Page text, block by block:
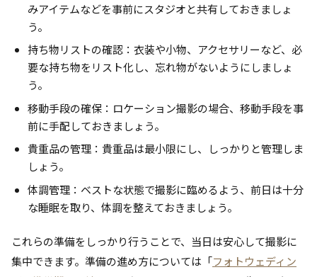
みアイテムなどを事前にスタジオと共有しておきましょ
う。
持ち物リストの確認：衣装や小物、アクセサリーなど、必
要な持ち物をリスト化し、忘れ物がないようにしましょ
う。
移動手段の確保：ロケーション撮影の場合、移動手段を事
前に手配しておきましょう。
貴重品の管理：貴重品は最小限にし、しっかりと管理しま
しょう。
体調管理：ベストな状態で撮影に臨めるよう、前日は十分
な睡眠を取り、体調を整えておきましょう。
これらの準備をしっかり行うことで、当日は安心して撮影に
集中できます。準備の進め方については「フォトウェディン